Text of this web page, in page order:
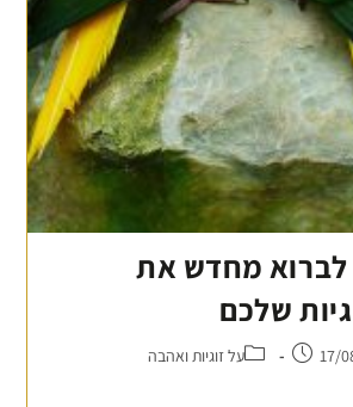
לברוא מחדש את
שלכם
17/ על זוגיות ואהבה